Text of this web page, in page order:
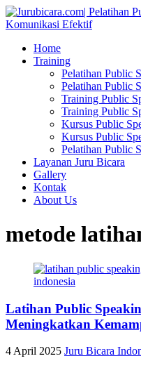
Home
Training
Pelatihan Public
Pelatihan Public
Training Public
Training Public
Kursus Public
Kursus Public
Pelatihan Public
Layanan Juru Bicara
Gallery
Kontak
About Us
metode
Latihan Public
Meningkatkan
4 April 2025 Juru Bicara